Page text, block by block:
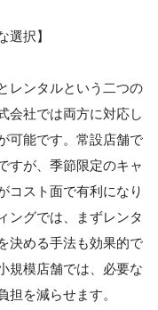
選択】
レンタルという二つの
会社では両方に対応し
可能です。常設店舗で
すが、季節限定のキャ
コスト面で有利になり
ングでは、まずレンタ
決める手法も効果的で
規模店舗では、必要な
を減らせます。